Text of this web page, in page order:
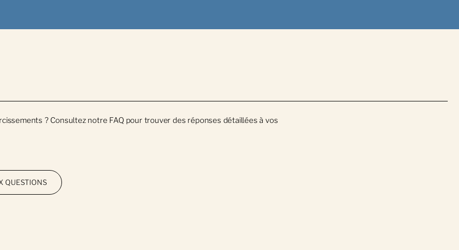
? Consultez notre FAQ pour trouver des réponses détaillées à vos
QUESTIONS